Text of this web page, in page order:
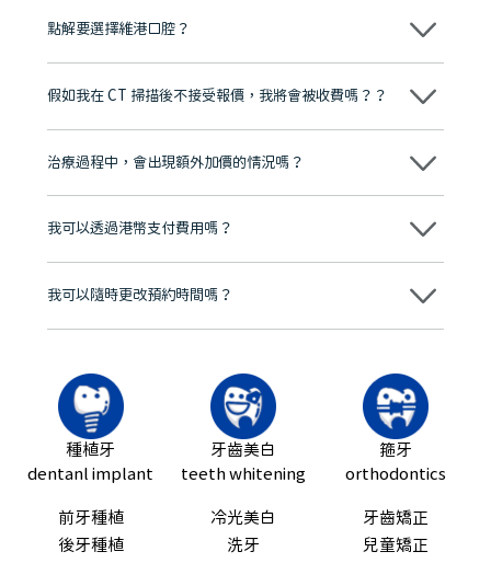
點解要選擇維港口腔？
維港口腔踐行「醫道濟世」的大學校訓，各分院匯聚來自香港、內地的
牌」、「2025香港企業領袖品牌」，是諾貝爾種植系統全球放心植牙中
至今已服務超過三十個國家和地區的顧客，受到粵港澳大灣區及周邊城
市市民極高的口碑評價及信任推薦 珠海、深圳設有八大分院，香港亦設
有咨詢及服務保障中心，有任何問題都可以隨時預約免費咨詢，讓人十
假如我在 CT 掃描後不接受報價，我將會被收費嗎？？
不會！只要未開始實際服務之前，你不會被收取任何費用。
治療過程中，會出現額外加價的情況嗎？
不會，治療前我們會詳細說明治療方案及對應的價錢，顧客同意並簽字
我可以透過港幣支付費用嗎？
可以。維港口腔會按照當日匯率轉算收取費用，而匯率會及時告知客人
我可以隨時更改預約時間嗎？
可以，請盡早通過wechat或whatsapp聯絡我們，告知我們你原本預約
種植牙
dentanl implant
前牙種植
後牙種植
牙齒美白
teeth whitening
冷光美白
洗牙
箍牙
orthodontics
牙齒矯正
兒童矯正